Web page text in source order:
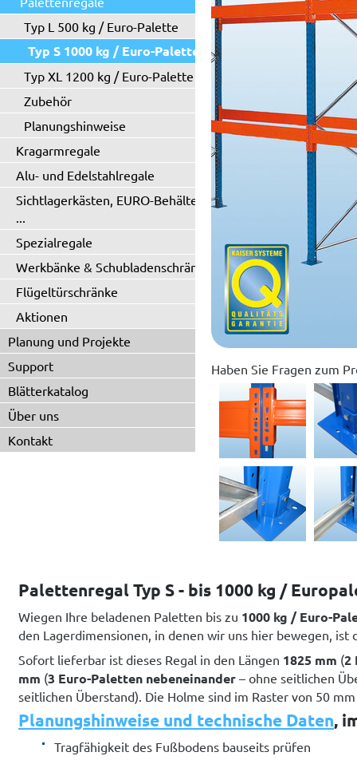
Typ L 500 kg / Euro-Palette
Typ S 1000 kg / Euro-Palette
Typ XL 1200 kg / Euro-Palette
Zubehör
Planungshinweise
Kragarmregale
Alu- und Edelstahlregale
Sichtlagerkästen, EURO-Behälter
...
Spezialregale
Werkbänke & Schubladenschränke
Flügeltürschränke
Aktionen
Planung und Projekte
Support
Blätterkatalog
Über uns
Kontakt
Haben Sie Fragen zum
Palettenregal Typ S - bis 1000 kg /
Wiegen Ihre beladenen Paletten bis zu 1000 kg / Euro-
den Lagerdimensionen, in denen wir uns hier bewegen, ist
Sofort lieferbar ist dieses Regal in den Längen 1825 mm (2
mm (3 Euro-Paletten nebeneinander – ohne seitlichen
seitlichen Überstand). Die Holme sind im Raster von 50
Planungshinweise und technische Daten,
Tragfähigkeit des Fußbodens bauseits prüfen